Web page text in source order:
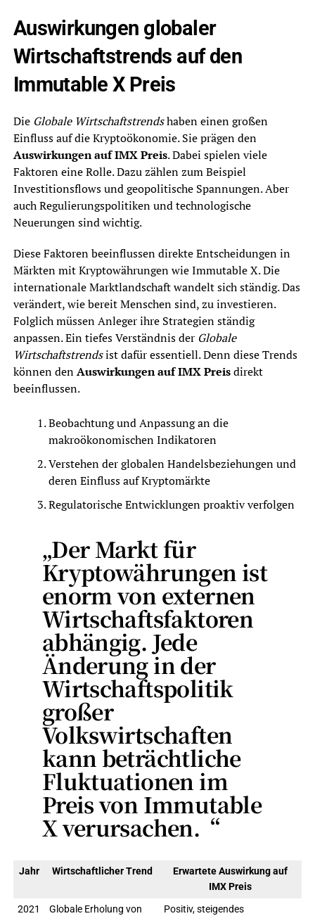
Auswirkungen globaler
Wirtschaftstrends auf den
Immutable X Preis
Die Globale Wirtschaftstrendshaben einen großen
Einfluss auf die Kryptoökonomie. Sie prägen den
Auswirkungen auf IMX Preis. Dabei spielen viele
Faktoren eine Rolle. Dazu zählen zum Beispiel
Investitionsflows und geopolitische Spannungen. Aber
auch Regulierungspolitiken und technologische
Neuerungen sind wichtig.
Diese Faktoren beeinflussen direkte Entscheidungen in
Märkten mit Kryptowährungen wie Immutable X. Die
internationale Marktlandschaft wandelt sich ständig. Das
verändert, wie bereit Menschen sind, zu investieren.
Folglich müssen Anleger ihre Strategien ständig
anpassen. Ein tiefes Verständnis der Globale
Wirtschaftstrendsist dafür essentiell. Denn diese Trends
können denAuswirkungen auf IMX Preisdirekt
beeinflussen.
Beobachtung und Anpassung an die
makroökonomischen Indikatoren
Verstehen der globalen Handelsbeziehungen und
deren Einfluss auf Kryptomärkte
Regulatorische Entwicklungen proaktiv verfolgen
„Der Markt für
Kryptowährungen ist
enorm von externen
Wirtschaftsfaktoren
abhängig. Jede
Änderung in der
Wirtschaftspolitik
großer
Volkswirtschaften
kann beträchtliche
Fluktuationen im
Preis von Immutable
X verursachen.“
Jahr Wirtschaftlicher Trend
Erwartete Auswirkung auf
IMX Preis
2021
Globale Erholung von
Positiv, steigendes